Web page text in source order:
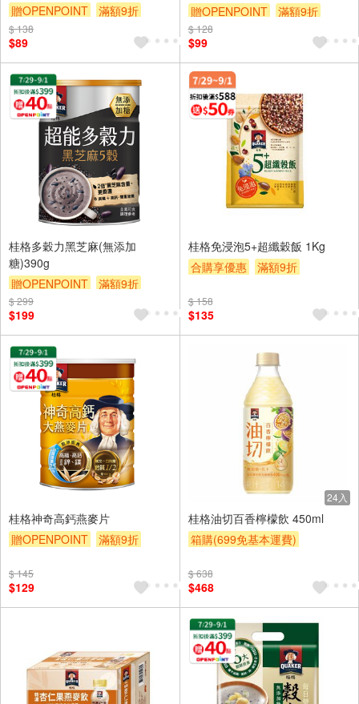
贈OPENPOINT
滿額9折
贈$200
$ 138
$89
贈OPENPOINT
滿額9折
贈$200
$ 128
$99
桂格多穀力黑芝麻(無添加
糖)390g
贈OPENPOINT
滿額9折
贈$200
$ 299
$199
桂格免浸泡5+超纖穀飯 1Kg
合購享優惠
滿額9折
$ 158
$135
桂格神奇高鈣燕麥片
贈OPENPOINT
滿額9折
$ 145
$129
24入
桂格油切百香檸檬飲 450ml
箱購(699免基本運費)
$ 638
$468